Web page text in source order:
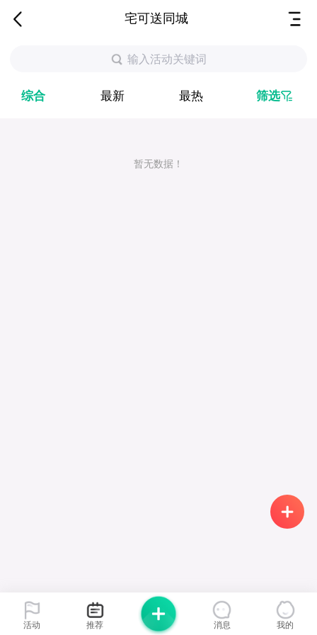
宅可送同城
输入活动关键词
综合 最新 最热 筛选
暂无数据！
活动 推荐 消息 我的